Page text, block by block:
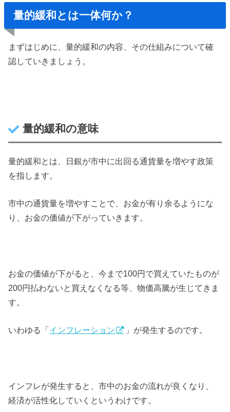
量的緩和とは一体何か？
まずはじめに、量的緩和の内容、その仕組みについて確
認していきましょう。
量的緩和の意味
量的緩和とは、日銀が市中に出回る通貨量を増やす政策
を指します。
市中の通貨量を増やすことで、お金が有り余るようにな
り、お金の価値が下がっていきます。
お金の価値が下がると、今まで100円で買えていたものが
200円払わないと買えなくなる等、物価高騰が生じてきま
す。
いわゆる「 インフレーション 」が発生するのです。
インフレが発生すると、市中のお金の流れが良くなり、
経済が活性化していくというわけです。